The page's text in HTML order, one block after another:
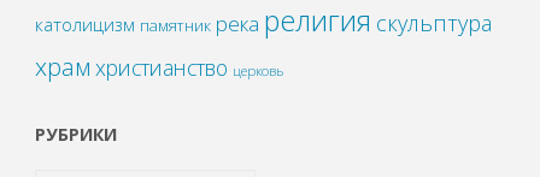
католицизм памятник река религия скульптура
храм христианство церковь
РУБРИКИ